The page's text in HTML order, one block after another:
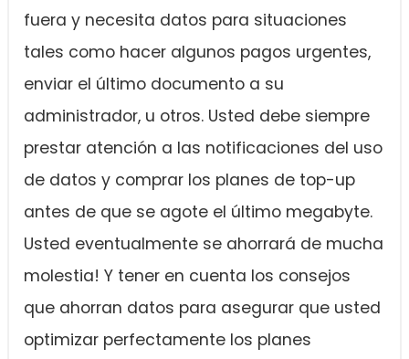
fuera y necesita datos para situaciones
tales como hacer algunos pagos urgentes,
enviar el último documento a su
administrador, u otros. Usted debe siempre
prestar atención a las notificaciones del uso
de datos y comprar los planes de top-up
antes de que se agote el último megabyte.
Usted eventualmente se ahorrará de mucha
molestia! Y tener en cuenta los consejos
que ahorran datos para asegurar que usted
optimizar perfectamente los planes